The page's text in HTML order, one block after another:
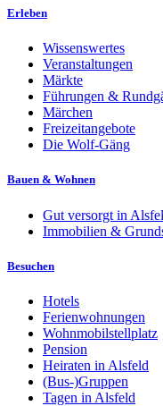
Erleben
Wissenswertes
Veranstaltungen
Märkte
Führungen &
Märchen
Freizeitangebote
Die Wolf-Gäng
Bauen & Wohnen
Gut versorgt in
Immobilien &
Besuchen
Hotels
Ferienwohnungen
Wohnmobilstellplatz
Pension
Heiraten in Alsfeld
(Bus-)Gruppen
Tagen in Alsfeld